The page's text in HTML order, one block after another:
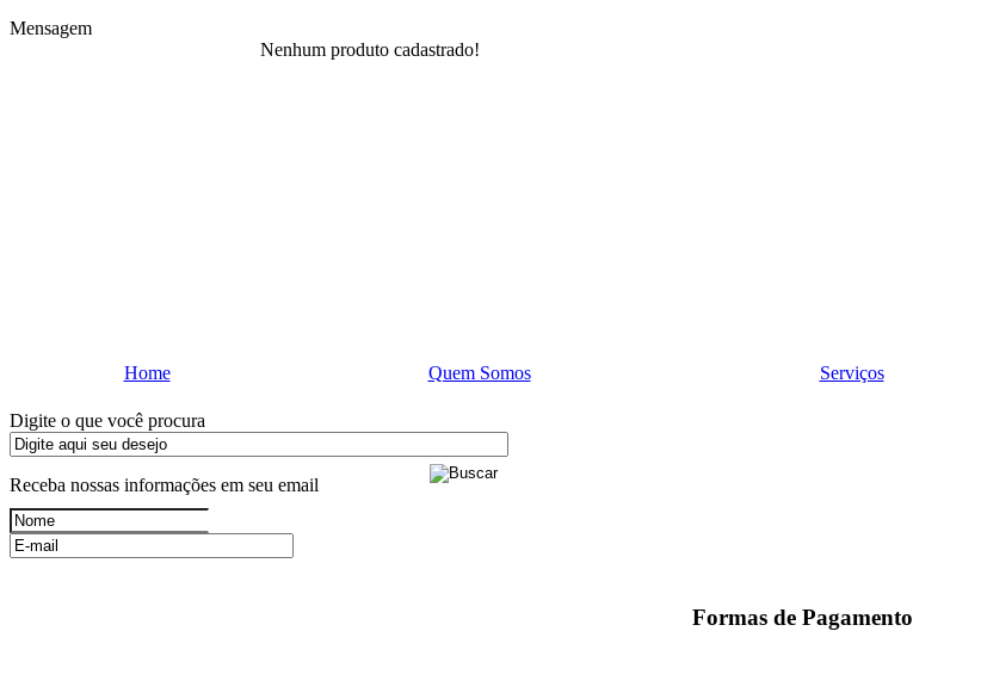
Mensagem
Nenhum produto cadastrado!
Home Quem Somos Serviços
Digite o que você procura
Receba nossas informações em seu email
Formas de Pagamento